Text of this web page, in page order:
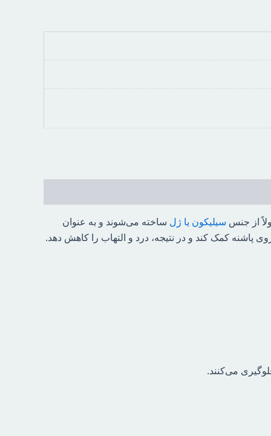
از جنس سیلیکون یا ژل ساخته می‌شوند و به عنوان
پاشنه کمک کند و در نتیجه، درد و التهاب را کاهش دهد.
می‌کنند.